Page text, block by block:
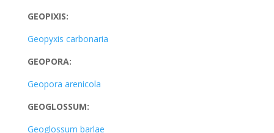
GEOPIXIS:
Geopyxis carbonaria
GEOPORA:
Geopora arenicola
GEOGLOSSUM:
Geoglossum barlae